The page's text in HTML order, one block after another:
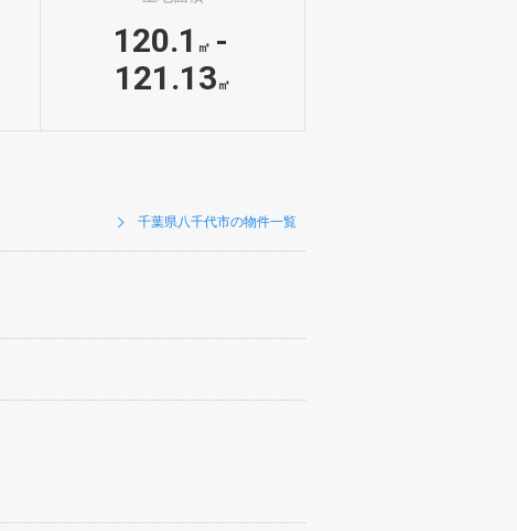
120.1 ㎡ -
121.13 ㎡
千葉県八千代市の物件一覧